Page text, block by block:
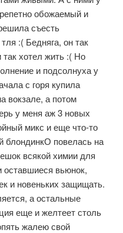
обожаемый и
съесть
:( Бедняга, он так
хотел жить :( Но
и подсолнуха у
с горя купила
вокзале, а потом
у меня аж 3 новых
микс и еще что-то
блондинкО повелась на
всякой химии для
оставшиеся вьюнок,
и новеньких защищать.
а остальные
еще и желтеет столь
жалею свой